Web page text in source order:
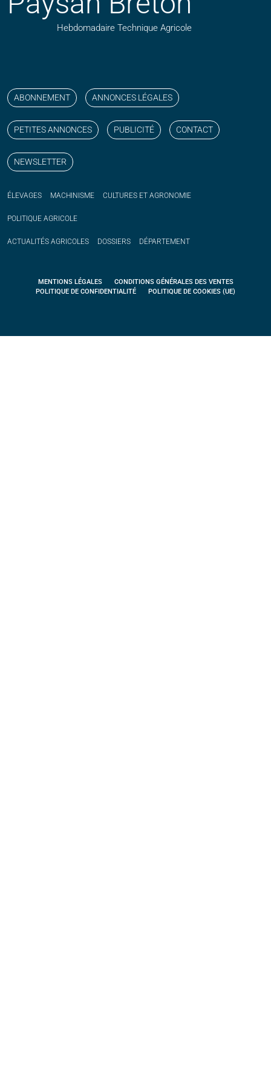
Hebdomadaire Technique Agricole
ABONNEMENT ANNONCES LÉGALES
PETITES ANNONCES PUBLICITÉ CONTACT
NEWSLETTER
ÉLEVAGES MACHINISME CULTURES ET AGRONOMIE
POLITIQUE AGRICOLE
ACTUALITÉS AGRICOLES DOSSIERS DÉPARTEMENT
MENTIONS LÉGALES
CONDITIONS GÉNÉRALES DES VENTES
POLITIQUE DE CONFIDENTIALITÉ
POLITIQUE DE COOKIES (UE)